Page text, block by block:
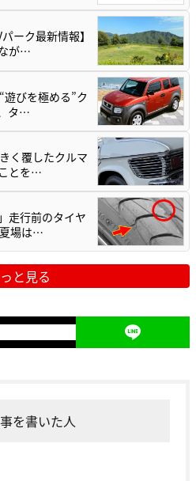
ーク最新情報】
が…
遊びを極める”ク
タ…
く覆したクルマ
とを…
走行前のタイヤ
場は…
と見る
を書いた人